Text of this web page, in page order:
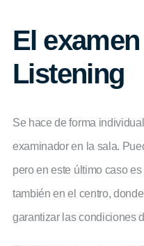
El
Listening
Se hace de forma
examinador en la sala.
pero en este último caso
también en el centro,
garantizar las condiciones